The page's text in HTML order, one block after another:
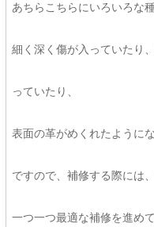
あちらこちらにいろいろな
細く深く傷が入っていたり
っていたり、
表面の革がめくれたように
ですので、補修する際には
一つ一つ最適な補修を進めて